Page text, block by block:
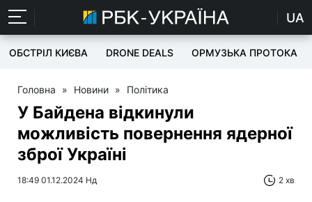
UA
ОБСТРІЛ КИЄВА DRONE DEALS ОРМУЗЬКА ПРОТОКА
Головна » Новини » Політика
У Байдена відкинули
можливість повернення ядерної
зброї Україні
18:49 01.12.2024 Нд 2 хв